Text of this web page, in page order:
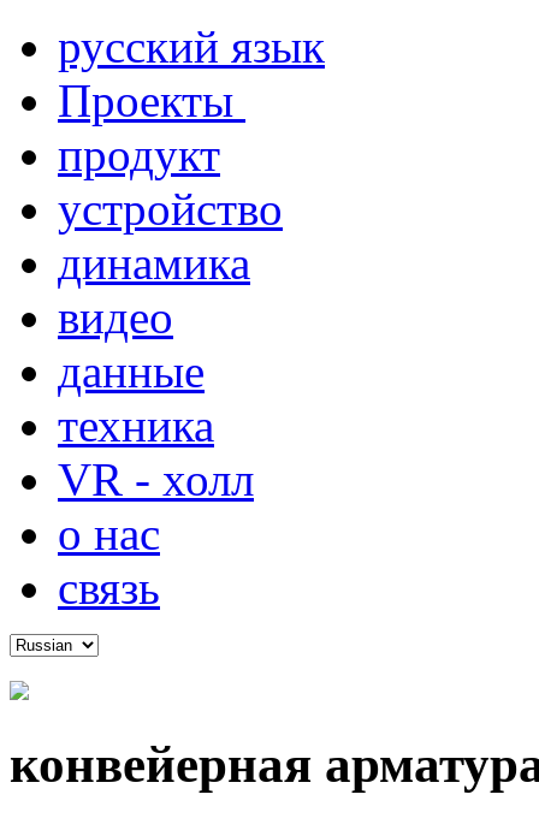
русский язык
Проекты
продукт
устройство
динамика
видео
данные
техника
VR - холл
о нас
связь
конвейерная